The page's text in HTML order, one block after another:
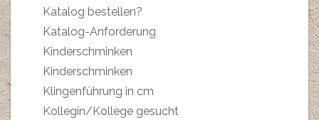
Katalog bestellen?
Katalog-Anforderung
Kinderschminken
Kinderschminken
Klingenführung in cm
Kollegin/Kollege gesucht